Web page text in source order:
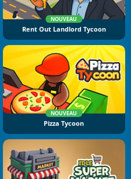
NOUVEAU
Rent Out Landlord Tycoon
NOUVEAU
Pizza Tycoon